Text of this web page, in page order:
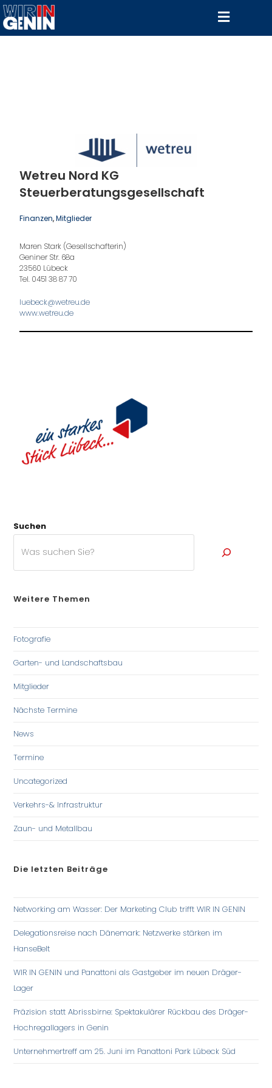
Wetreu Nord KG
Steuerberatungsgesellschaft
Finanzen, Mitglieder
Maren Stark (Gesellschafterin)
Geniner Str. 68a
23560 Lübeck
Tel. 0451 38 87 70
luebeck@wetreu.de
www.wetreu.de
Suchen
Weitere Themen
Fotografie
Garten- und Landschaftsbau
Mitglieder
Nächste Termine
News
Termine
Uncategorized
Verkehrs-& Infrastruktur
Zaun- und Metallbau
Die letzten Beiträge
Networking am Wasser: Der Marketing Club trifft WIR IN GENIN
Delegationsreise nach Dänemark: Netzwerke stärken im
HanseBelt
WIR IN GENIN und Panattoni als Gastgeber im neuen Dräger-
Lager
Präzision statt Abrissbirne: Spektakulärer Rückbau des Dräger-
Hochregallagers in Genin
Unternehmertreff am 25. Juni im Panattoni Park Lübeck Süd